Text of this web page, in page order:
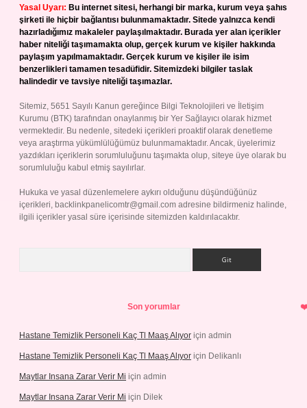
Yasal Uyarı: Bu internet sitesi, herhangi bir marka, kurum veya şahıs
şirketi ile hiçbir bağlantısı bulunmamaktadır. Sitede yalnızca kendi
hazırladığımız makaleler paylaşılmaktadır. Burada yer alan içerikler
haber niteliği taşımamakta olup, gerçek kurum ve kişiler hakkında
paylaşım yapılmamaktadır. Gerçek kurum ve kişiler ile isim
benzerlikleri tamamen tesadüfidir. Sitemizdeki bilgiler taslak
halindedir ve tavsiye niteliği taşımazlar.
Sitemiz, 5651 Sayılı Kanun gereğince Bilgi Teknolojileri ve İletişim
Kurumu (BTK) tarafından onaylanmış bir Yer Sağlayıcı olarak hizmet
vermektedir. Bu nedenle, sitedeki içerikleri proaktif olarak denetleme
veya araştırma yükümlülüğümüz bulunmamaktadır. Ancak, üyelerimiz
yazdıkları içeriklerin sorumluluğunu taşımakta olup, siteye üye olarak bu
sorumluluğu kabul etmiş sayılırlar.
Hukuka ve yasal düzenlemelere aykırı olduğunu düşündüğünüz
içerikleri, backlinkpanelicomtr@gmail.com adresine bildirmeniz halinde,
ilgili içerikler yasal süre içerisinde sitemizden kaldırılacaktır.
Son yorumlar
Hastane Temizlik Personeli Kaç Tl Maaş Alıyor için admin
Hastane Temizlik Personeli Kaç Tl Maaş Alıyor için Delikanlı
Maytlar Insana Zarar Verir Mi için admin
Maytlar Insana Zarar Verir Mi için Dilek